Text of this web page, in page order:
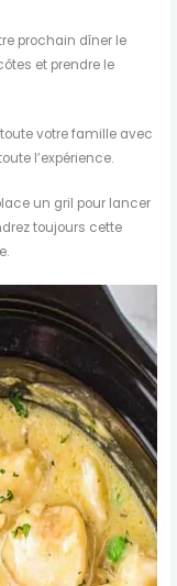
prochain dîner le
et prendre le
votre famille avec
l’expérience.
un gril pour lancer
toujours cette